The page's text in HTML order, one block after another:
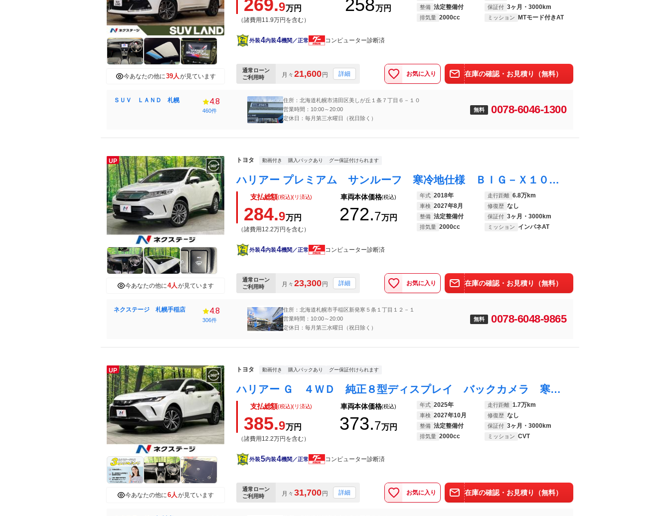
今あなたの他に39人が見ています
269.9万円
（諸費用11.9万円を含む）
258万円 整備 法定整備付 保証付 3ヶ月・3000km
排気量 2000cc ミッション MTモード付きAT
外装4内装4機関／正常 コンピューター診断済
通常ローン
ご利用時
月々 21,600円 詳細 お気に入り 在庫の確認・お見積り（無料）
ＳＵＶ ＬＡＮＤ 札幌 4.8
460件
住所：北海道札幌市清田区美しが丘１条７丁目６－１０
営業時間：10:00～20:00
定休日：毎月第三水曜日（祝日除く）
無料 0078-6046-1300
UP
今あなたの他に4人が見ています
トヨタ 動画付き 購入パックあり グー保証付けられます
ハリアー プレミアム サンルーフ 寒冷地仕様 ＢＩＧ－Ｘ１０型ナビ バックカメラ 衝突被害軽減 レーダークルーズ 電動リアゲート ハーフレザーシート パワーシート コーナーセンサー ＬＥＤヘッド １００Ｖ電源
支払総額(税込)(リ済込)
284.9万円
（諸費用12.2万円を含む）
車両本体価格(税込)
272.7万円
年式 2018年 走行距離 6.8万km
車検 2027年8月 修復歴 なし
整備 法定整備付 保証付 3ヶ月・3000km
排気量 2000cc ミッション インパネAT
外装4内装4機関／正常 コンピューター診断済
通常ローン
ご利用時
月々 23,300円 詳細 お気に入り 在庫の確認・お見積り（無料）
ネクステージ 札幌手稲店 4.8
306件
住所：北海道札幌市手稲区新発寒５条１丁目１２－１
営業時間：10:00～20:00
定休日：毎月第三水曜日（祝日除く）
無料 0078-6048-9865
UP
今あなたの他に6人が見ています
トヨタ 動画付き 購入パックあり グー保証付けられます
ハリアー Ｇ ４ＷＤ 純正８型ディスプレイ バックカメラ 寒冷地仕様 セーフティセンス 禁煙車 ＢＳＭ デジタルインナーミラー 純正１８インチＡＷ 電動リアゲート 運転席パワーシート フルセグ Ｂｌｕｅｔｏｏｔｈ
支払総額(税込)(リ済込)
385.9万円
（諸費用12.2万円を含む）
車両本体価格(税込)
373.7万円
年式 2025年 走行距離 1.7万km
車検 2027年10月 修復歴 なし
整備 法定整備付 保証付 3ヶ月・3000km
排気量 2000cc ミッション CVT
外装5内装4機関／正常 コンピューター診断済
通常ローン
ご利用時
月々 31,700円 詳細 お気に入り 在庫の確認・お見積り（無料）